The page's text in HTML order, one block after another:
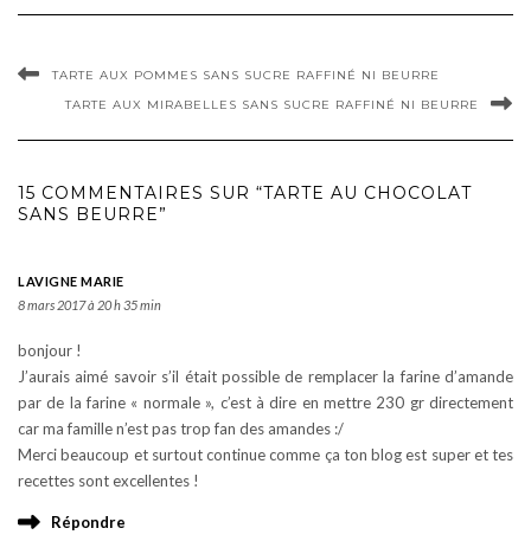
TARTE AUX POMMES SANS SUCRE RAFFINÉ NI BEURRE
TARTE AUX MIRABELLES SANS SUCRE RAFFINÉ NI BEURRE
15 COMMENTAIRES SUR “TARTE AU CHOCOLAT
SANS BEURRE”
LAVIGNE MARIE
8 mars 2017 à 20 h 35 min
bonjour !
J’aurais aimé savoir s’il était possible de remplacer la farine d’amande
par de la farine « normale », c’est à dire en mettre 230 gr directement
car ma famille n’est pas trop fan des amandes :/
Merci beaucoup et surtout continue comme ça ton blog est super et tes
recettes sont excellentes !
Répondre